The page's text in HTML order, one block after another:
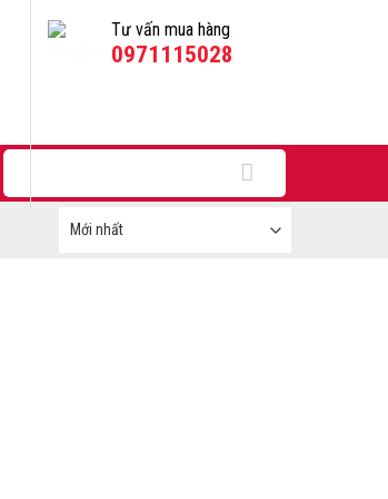
Tư vấn mua hàng
0971115028
kiếm: